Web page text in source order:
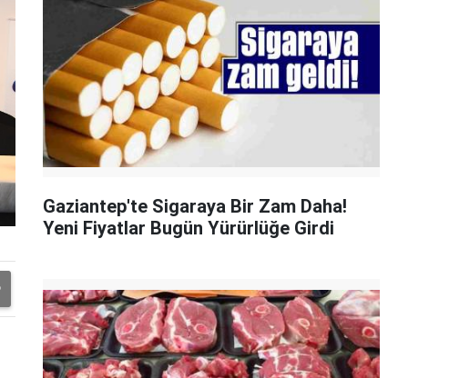
Gaziantep'te Sigaraya Bir Zam Daha!
Yeni Fiyatlar Bugün Yürürlüğe Girdi